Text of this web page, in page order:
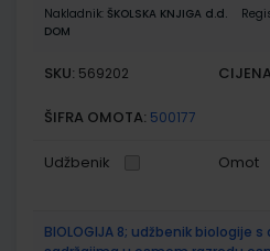
Nakladnik: ŠKOLSKA KNJIGA d.d.
DOM
SKU: 569202
ŠIFRA OMOTA: 500177
Udžbenik Omot
BIOLOGIJA 8; udžbenik biologije